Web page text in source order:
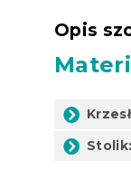
Opis
Stolik: